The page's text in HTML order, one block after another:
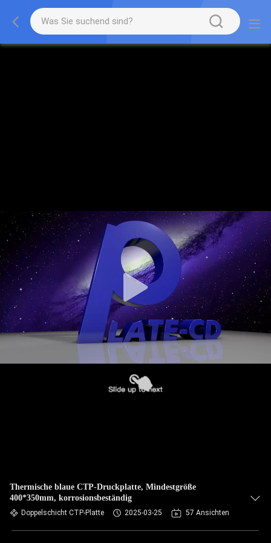
Thermische blaue CTP-Druckplatte, Mindestgröße
400*350mm, korrosionsbeständig
Doppelschicht CTP-Platte 2025-03-25 57 Ansichten